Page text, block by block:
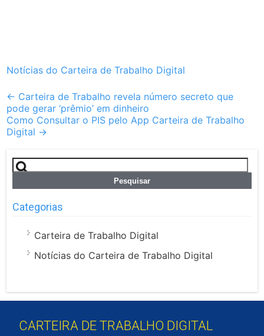
Notícias do Carteira de Trabalho Digital
Post
navigation
← Carteira de Trabalho revela número secreto que
pode gerar ‘prêmio’ em dinheiro
Como Consultar o PIS pelo App Carteira de Trabalho
Digital →
Pesquisar
por:
Categorias
Carteira de Trabalho Digital
Notícias do Carteira de Trabalho Digital
CARTEIRA DE TRABALHO DIGITAL